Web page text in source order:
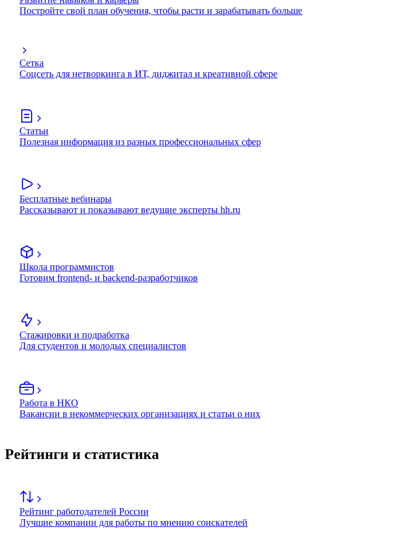
Постройте свой план обучения, чтобы расти и зарабатывать больше
Сетка
Соцсеть для нетворкинга в ИТ, диджитал и креативной сфере
Статьи
Полезная информация из разных профессиональных сфер
Бесплатные вебинары
Рассказывают и показывают ведущие эксперты hh.ru
Школа программистов
Готовим frontend- и backend-разработчиков
Стажировки и подработка
Для студентов и молодых специалистов
Работа в НКО
Вакансии в некоммерческих организациях и статьи о них
Рейтинги и статистика
Рейтинг работодателей России
Лучшие компании для работы по мнению соискателей